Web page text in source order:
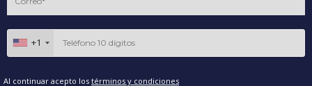
+1
Al continuar acepto los términos y condiciones